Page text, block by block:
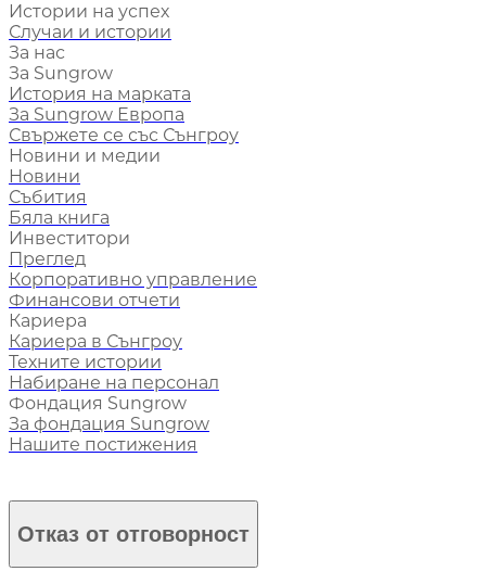
Истории на успех
Случаи и истории
За нас
За Sungrow
История на марката
За Sungrow Европа
Свържете се със Сънгроу
Новини и медии
Новини
Събития
Бяла книга
Инвеститори
Преглед
Корпоративно управление
Финансови отчети
Кариера
Кариера в Сънгроу
Техните истории
Набиране на персонал
Фондация Sungrow
За фондация Sungrow
Нашите постижения
Отказ от отговорност